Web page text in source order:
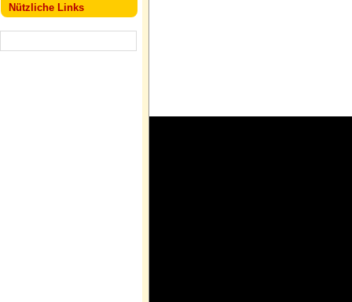
Nützliche Links